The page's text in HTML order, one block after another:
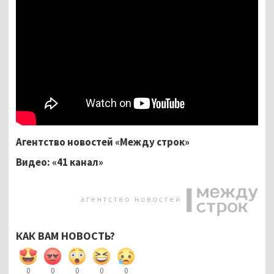
Агентство новостей «Между строк»
Видео: «41 канал»
КАК ВАМ НОВОСТЬ?
0 0 0 0 0